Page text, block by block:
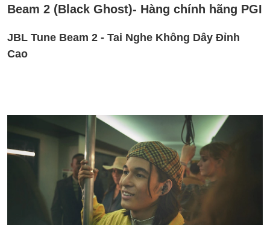
Beam 2 (Black Ghost)- Hàng chính hãng PGI
JBL Tune Beam 2 - Tai Nghe Không Dây Đỉnh
Cao